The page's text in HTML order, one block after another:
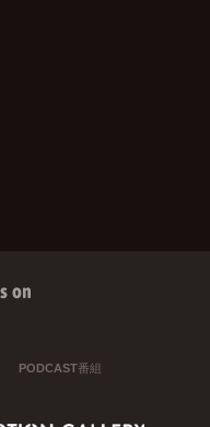
on
PODCAST番組